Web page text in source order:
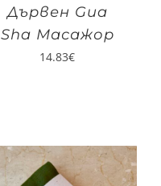
Дървен Gua
Sha Масажор
14.83€